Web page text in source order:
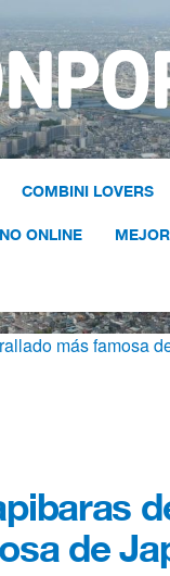
COMBINI LOVERS
ONLINE
de